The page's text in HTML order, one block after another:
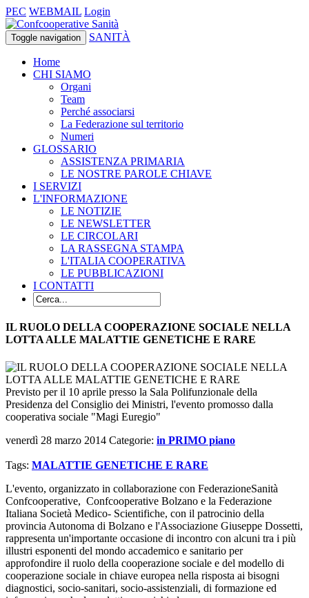
PEC WEBMAIL Login
Toggle navigation SANITÀ
Home
CHI SIAMO
Organi
Team
Perché associarsi
La Federazione sul territorio
Numeri
GLOSSARIO
ASSISTENZA PRIMARIA
LE NOSTRE PAROLE CHIAVE
I SERVIZI
L'INFORMAZIONE
LE NOTIZIE
LE NEWSLETTER
LE CIRCOLARI
LA RASSEGNA STAMPA
L'ITALIA COOPERATIVA
LE PUBBLICAZIONI
I CONTATTI
IL RUOLO DELLA COOPERAZIONE SOCIALE NELLA
LOTTA ALLE MALATTIE GENETICHE E RARE
Previsto per il 10 aprile presso la Sala Polifunzionale della
Presidenza del Consiglio dei Ministri, l'evento promosso dalla
cooperativa sociale "Magi Euregio"
venerdì 28 marzo 2014 Categorie: in PRIMO piano
Tags: MALATTIE GENETICHE E RARE
L'evento, organizzato in collaborazione con FederazioneSanità
Confcooperative, Confcooperative Bolzano e la Federazione
Italiana Società Medico- Scientifiche, con il patrocinio della
provincia Autonoma di Bolzano e l'Associazione Giuseppe Dossetti,
rappresenta un'importante occasione di incontro con alcuni tra i più
illustri esponenti del mondo accademico e sanitario per
approfondire il ruolo della cooperazione sociale e del modello di
cooperazione sociale in chiave europea nella risposta ai bisogni
diagnostici, socio-sanitari, socio-assistenziali, di formazione ed